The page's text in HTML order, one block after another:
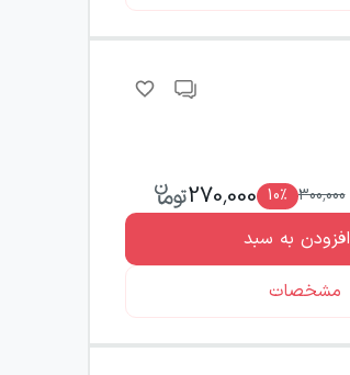
300,000
10٪ 270,000
افزودن به سبد
مشخصات